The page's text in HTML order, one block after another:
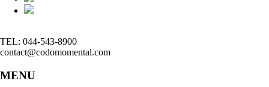
TEL: 044-543-8900
contact@codomomental.com
MENU